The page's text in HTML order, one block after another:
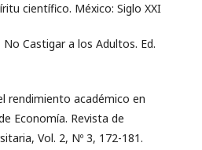
científico. México: Siglo XXI
Castigar a los Adultos. Ed.
rendimiento académico en
Economía. Revista de
Vol. 2, Nº 3, 172-181.